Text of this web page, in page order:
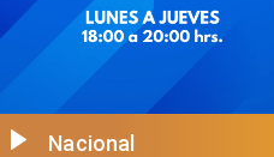
Nacional